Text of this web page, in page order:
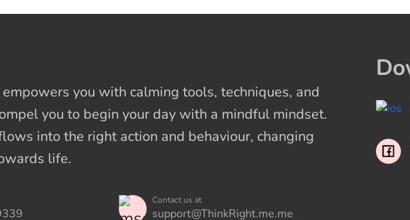
empowers you with calming tools, techniques, and
you to begin your day with a mindful mindset.
into the right action and behaviour, changing
life.
Contact us at
support@ThinkRight.me.me